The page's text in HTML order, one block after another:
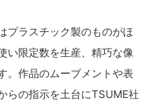
プラスチック製のものがほ
い限定数を生産、精巧な像
。作品のムーブメントや表
らの指示を土台にTSUME社